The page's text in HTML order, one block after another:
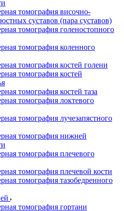
томография височно-
суставов (пара суставов)
томография голеностопного
томография коленного
томография костей голени
томография костей
томография костей таза
томография локтевого
томография лучезапястного
томография нижней
томография плечевого
томография плечевой кости
томография тазобедренного
томография гортани